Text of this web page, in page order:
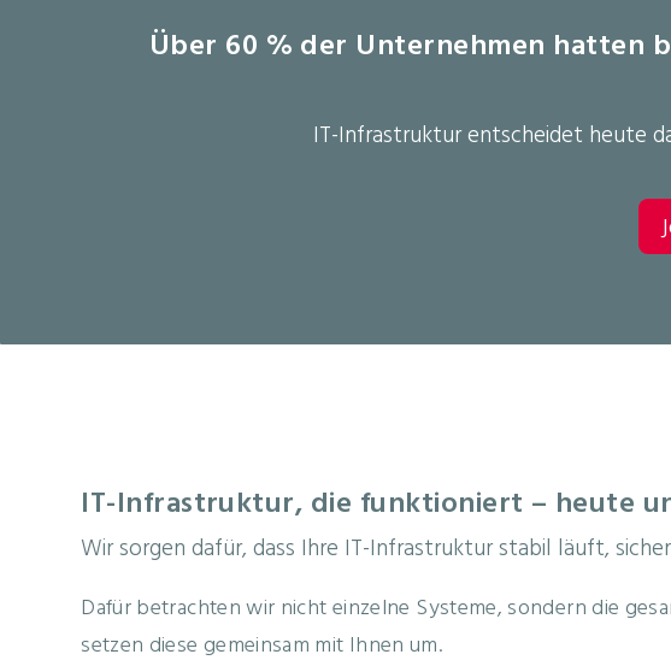
Über 60 % der Unternehmen hatten
IT-Infrastruktur entscheidet heute
IT-Infrastruktur, die funktioniert – heute
Wir sorgen dafür, dass Ihre IT-Infrastruktur stabil läuft,
Dafür betrachten wir nicht einzelne Systeme, sondern die
setzen diese gemeinsam mit Ihnen um.